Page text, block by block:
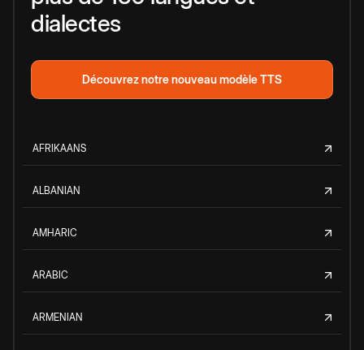
dialectes
Découvrez notre nouveau modèle TTS
AFRIKAANS
ALBANIAN
AMHARIC
ARABIC
ARMENIAN